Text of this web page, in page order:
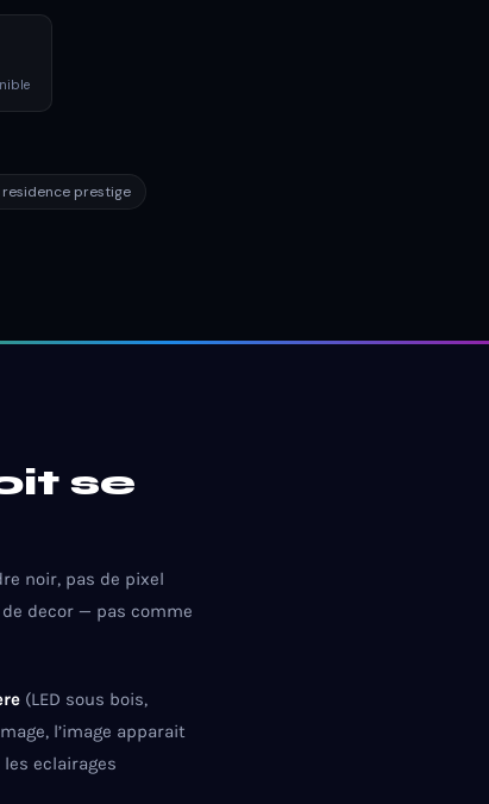
residence prestige
se
noir, pas de pixel
decor — pas comme
(LED sous bois,
l’image apparait
eclairages